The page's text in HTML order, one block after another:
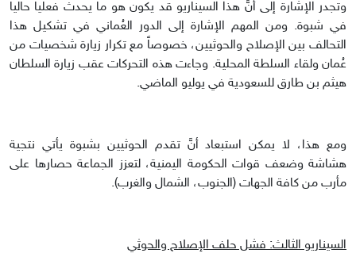
وتجدر الإشارة إلى أنَّ هذا السيناريو قد يكون هو ما يحدث فعلياً حالياً
في شبوة. ومن المهم الإشارة إلى الدور العُماني في تشكيل هذا
التحالف بين الإصلاح والحوثيين، خصوصاً مع تكرار زيارة شخصيات من
عُمان ولقاء السلطة المحلية. وجاءت هذه التحركات عقب زيارة السلطان
هيثم بن طارق للسعودية في يوليو الماضي.
ومع هذا، لا يمكن استبعاد أنَّ تقدم الحوثيين بشبوة يأتي نتجية
هشاشة وضعف قوات الحكومة اليمنية، لتعزز الجماعة حصارها على
مأرب من كافة الجهات (الجنوب، الشمال والغرب).
السيناريو الثالث: فشل حلف الإصلاح والحوثي